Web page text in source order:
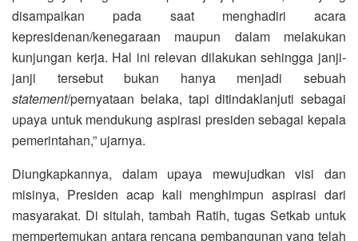
disampaikan pada saat menghadiri acara
kepresidenan/kenegaraan maupun dalam melakukan
kunjungan kerja. Hal ini relevan dilakukan sehingga janji-
janji tersebut bukan hanya menjadi sebuah
statement/pernyataan belaka, tapi ditindaklanjuti sebagai
upaya untuk mendukung aspirasi presiden sebagai kepala
pemerintahan,” ujarnya.
Diungkapkannya, dalam upaya mewujudkan visi dan
misinya, Presiden acap kali menghimpun aspirasi dari
masyarakat. Di situlah, tambah Ratih, tugas Setkab untuk
mempertemukan antara rencana pembangunan yang telah